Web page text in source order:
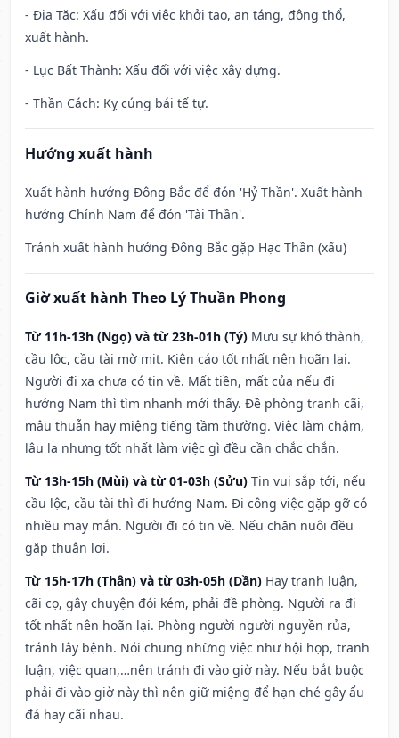
- Địa Tặc: Xấu đối với việc khởi tạo, an táng, động thổ,
xuất hành.
- Lục Bất Thành: Xấu đối với việc xây dựng.
- Thần Cách: Kỵ cúng bái tế tự.
Hướng xuất hành
Xuất hành hướng Đông Bắc để đón 'Hỷ Thần'. Xuất hành
hướng Chính Nam để đón 'Tài Thần'.
Tránh xuất hành hướng Đông Bắc gặp Hạc Thần (xấu)
Giờ xuất hành Theo Lý Thuần Phong
Từ 11h-13h (Ngọ) và từ 23h-01h (Tý) Mưu sự khó thành,
cầu lộc, cầu tài mờ mịt. Kiện cáo tốt nhất nên hoãn lại.
Người đi xa chưa có tin về. Mất tiền, mất của nếu đi
hướng Nam thì tìm nhanh mới thấy. Đề phòng tranh cãi,
mâu thuẫn hay miệng tiếng tầm thường. Việc làm chậm,
lâu la nhưng tốt nhất làm việc gì đều cần chắc chắn.
Từ 13h-15h (Mùi) và từ 01-03h (Sửu) Tin vui sắp tới, nếu
cầu lộc, cầu tài thì đi hướng Nam. Đi công việc gặp gỡ có
nhiều may mắn. Người đi có tin về. Nếu chăn nuôi đều
gặp thuận lợi.
Từ 15h-17h (Thân) và từ 03h-05h (Dần) Hay tranh luận,
cãi cọ, gây chuyện đói kém, phải đề phòng. Người ra đi
tốt nhất nên hoãn lại. Phòng người người nguyền rủa,
tránh lây bệnh. Nói chung những việc như hội họp, tranh
luận, việc quan,…nên tránh đi vào giờ này. Nếu bắt buộc
phải đi vào giờ này thì nên giữ miệng để hạn ché gây ẩu
đả hay cãi nhau.